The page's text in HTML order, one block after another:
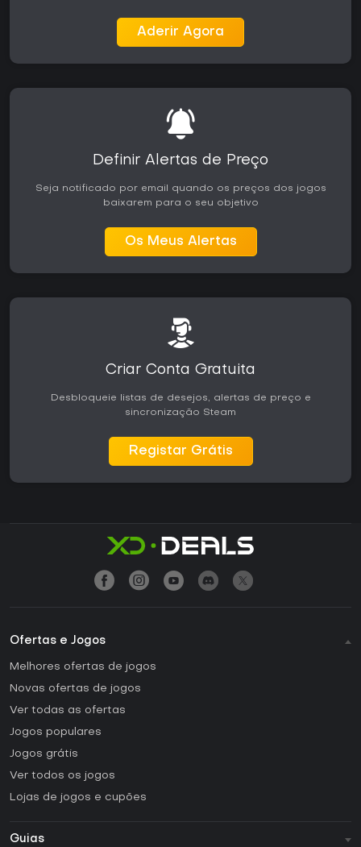
Aderir Agora
Definir Alertas de Preço
Seja notificado por email quando os preços dos jogos
baixarem para o seu objetivo
Os Meus Alertas
Criar Conta Gratuita
Desbloqueie listas de desejos, alertas de preço e
sincronização Steam
Registar Grátis
Ofertas e Jogos
Melhores ofertas de jogos
Novas ofertas de jogos
Ver todas as ofertas
Jogos populares
Jogos grátis
Ver todos os jogos
Lojas de jogos e cupões
Guias